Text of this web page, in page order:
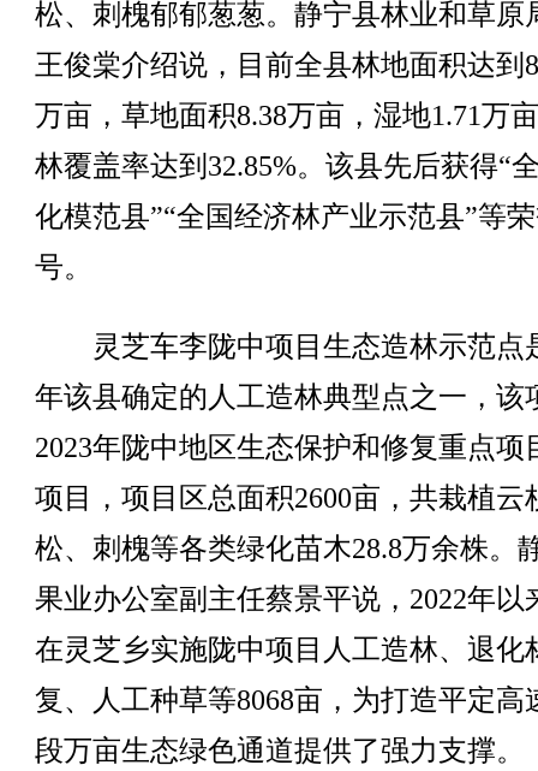
松、刺槐郁郁葱葱。静宁县林业和草原
王俊棠介绍说，目前全县林地面积达到
万亩，草地面积8.38万亩，湿地1.71万
林覆盖率达到32.85%。该县先后获得“
化模范县”“全国经济林产业示范县”等
号。
灵芝车李陇中项目生态造林示范点
年该县确定的人工造林典型点之一，该
2023年陇中地区生态保护和修复重点项
项目，项目区总面积2600亩，共栽植云
松、刺槐等各类绿化苗木28.8万余株。
果业办公室副主任蔡景平说，2022年以
在灵芝乡实施陇中项目人工造林、退化
复、人工种草等8068亩，为打造平定高
段万亩生态绿色通道提供了强力支撑。